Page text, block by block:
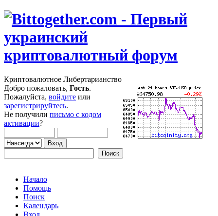
Криптовалютное Либертарианство
Добро пожаловать, Гость.
Пожалуйста, войдите или
зарегистрируйтесь.
Не получили письмо с кодом
активации?
Начало
Помощь
Поиск
Календарь
Вход